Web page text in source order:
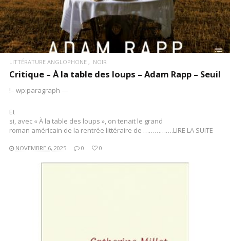
LITTÉRATURE ANGLOPHONE NOIR
Critique – À la table des loups – Adam Rapp – Seuil
!– wp:paragraph —
Et
si, avec « À la table des loups », on tenait le grand
roman américain de la rentrée littéraire de …………….LIRE LA SUITE
NOVEMBRE 6, 2025 0 0